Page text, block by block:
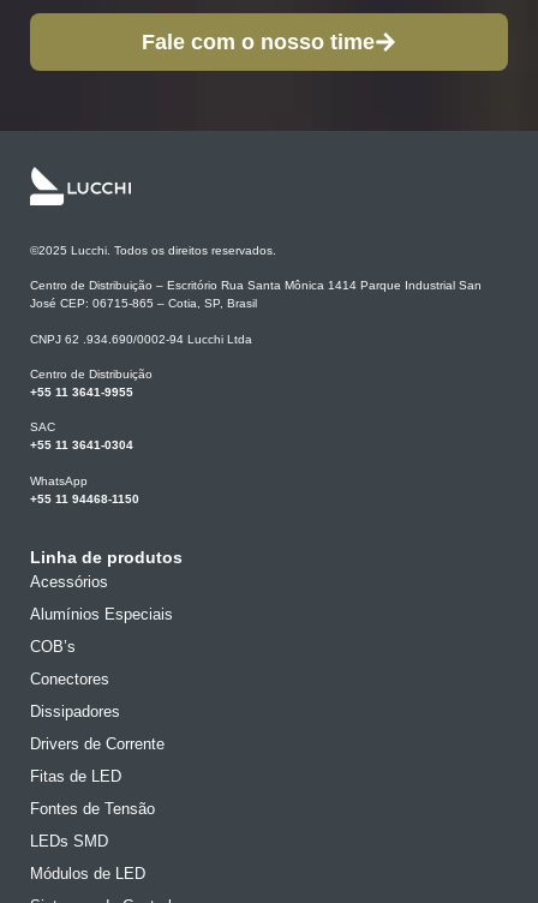
Fale com o nosso time
©2025 Lucchi. Todos os direitos reservados.
Centro de Distribuição – Escritório Rua Santa Mônica 1414 Parque Industrial San
José CEP: 06715-865 – Cotia, SP, Brasil
CNPJ 62 .934.690/0002-94 Lucchi Ltda
Centro de Distribuição
+55 11 3641-9955
SAC
+55 11 3641-0304
WhatsApp
+55 11 94468-1150
Linha de produtos
Acessórios
Alumínios Especiais
COB’s
Conectores
Dissipadores
Drivers de Corrente
Fitas de LED
Fontes de Tensão
LEDs SMD
Módulos de LED